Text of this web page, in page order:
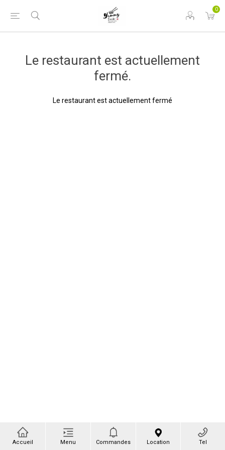
0
Le restaurant est actuellement
fermé.
Le restaurant est actuellement fermé
Accueil Menu Commandes Location Tel